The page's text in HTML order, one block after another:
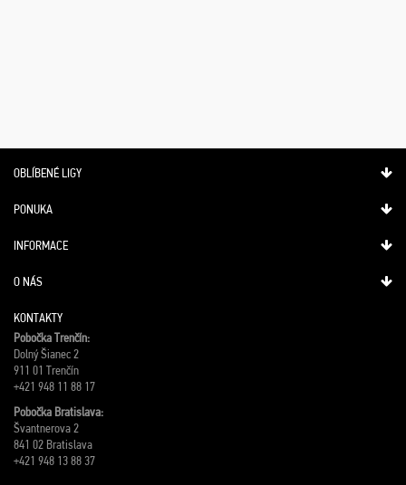
OBLÍBENÉ LIGY
PONUKA
INFORMACE
O NÁS
KONTAKTY
Pobočka Trenčín:
Dolný Šianec 2
911 01 Trenčín
+421 948 11 88 17
Pobočka Bratislava:
Švantnerova 2
841 02 Bratislava
+421 948 13 88 37